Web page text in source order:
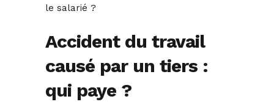
le salarié ?
Accident du travail
causé par un tiers :
qui paye ?